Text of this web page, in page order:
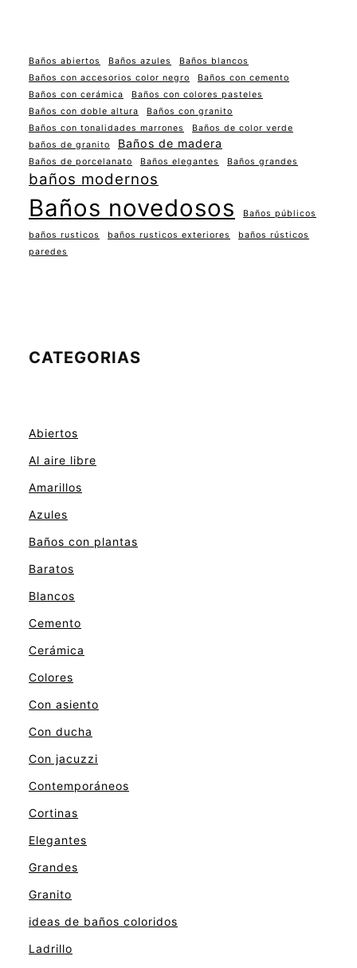
Baños abiertos Baños azules
Baños blancos
Baños con accesorios color negro
Baños con cemento
Baños con cerámica
Baños con colores pasteles
Baños con doble altura
Baños con granito
Baños con tonalidades marrones
Baños de color verde
baños de granito
Baños de madera
Baños de porcelanato Baños elegantes Baños grandes
baños modernos
Baños novedosos Baños públicos
baños rusticos baños rusticos exteriores
baños rústicos
paredes
CATEGORIAS
Abiertos
Al aire libre
Amarillos
Azules
Baños con plantas
Baratos
Blancos
Cemento
Cerámica
Colores
Con asiento
Con ducha
Con jacuzzi
Contemporáneos
Cortinas
Elegantes
Grandes
Granito
ideas de baños coloridos
Ladrillo